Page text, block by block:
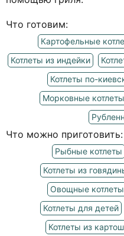
Что готовим:
Картофельные
Котлеты из индейки
Котлеты по-
Морковные котлеты
Что можно приготовить:
Рыбные котлеты
Котлеты из
Овощные котлеты
Котлеты для детей
Котлеты из